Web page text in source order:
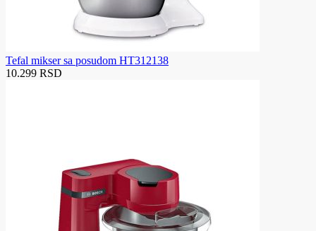
Tefal mikser sa posudom HT312138
10.299 RSD